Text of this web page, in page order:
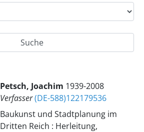
Petsch, Joachim 1939-2008
Verfasser(DE-588)122179536
Baukunst und Stadtplanung im
Dritten Reich : Herleitung,